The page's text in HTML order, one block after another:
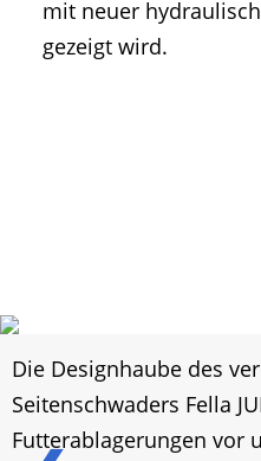
mit neuer
gezeigt wird.
Die Designhaube des
Seitenschwaders Fella
Futterablagerungen vor